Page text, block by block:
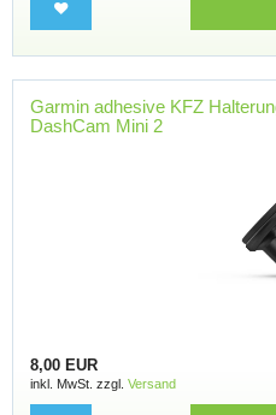
Garmin adhesive KFZ
DashCam Mini 2
8,00 EUR
inkl. MwSt. zzgl. Versand